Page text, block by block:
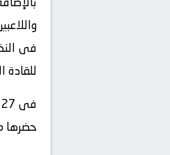
فى
للقادة
حضرها مشجعين مـن 214